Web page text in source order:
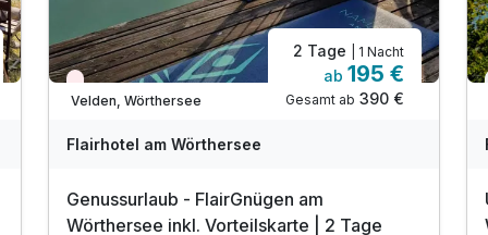
Wieder frei ab Oktober
Velden, Wörthersee
2 Tage | 1 Nacht
ab 195 €
Gesamt ab 390 €
Flairhotel am Wörthersee
Genussurlaub - FlairGnügen am
Wörthersee inkl. Vorteilskarte | 2 Tage